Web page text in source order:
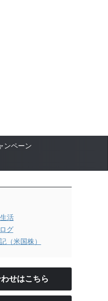
ンペーン
活
グ
（米国株）
せはこちら